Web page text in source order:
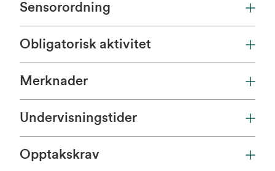
Sensorordning
Obligatorisk aktivitet
Merknader
Undervisningstider
Opptakskrav